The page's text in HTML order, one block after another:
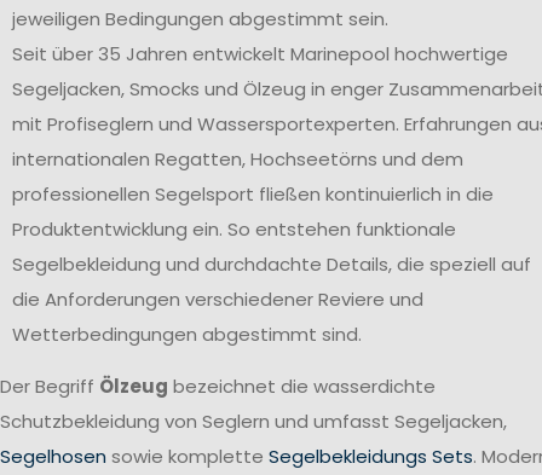
jeweiligen Bedingungen abgestimmt sein.
Seit über 35 Jahren entwickelt Marinepool hochwertige
Segeljacken, Smocks und Ölzeug in enger
mit Profiseglern und Wassersportexperten. Erfahrungen
internationalen Regatten, Hochseetörns und dem
professionellen Segelsport fließen kontinuierlich in die
Produktentwicklung ein. So entstehen funktionale
Segelbekleidung und durchdachte Details, die speziell auf
die Anforderungen verschiedener Reviere und
Wetterbedingungen abgestimmt sind.
Der Begriff Ölzeug bezeichnet die wasserdichte
Schutzbekleidung von Seglern und umfasst Segeljacken,
Segelhosen sowie komplette Segelbekleidungs Sets.